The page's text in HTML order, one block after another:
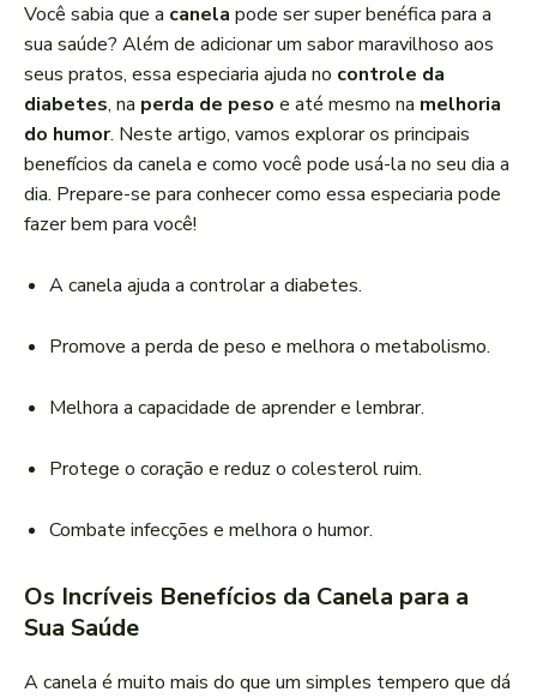
d
o
r
d
e
á
u
d
o
Você sabia que a canela pode ser super benéfica para a
sua saúde? Além de adicionar um sabor maravilhoso aos
seus pratos, essa especiaria ajuda no controle da
diabetes, na perda de peso e até mesmo na melhoria
do humor. Neste artigo, vamos explorar os principais
benefícios da canela e como você pode usá-la no seu dia a
dia. Prepare-se para conhecer como essa especiaria pode
fazer bem para você!
A canela ajuda a controlar a diabetes.
Promove a perda de peso e melhora o metabolismo.
Melhora a capacidade de aprender e lembrar.
Protege o coração e reduz o colesterol ruim.
Combate infecções e melhora o humor.
Os Incríveis Benefícios da Canela para a
Sua Saúde
A canela é muito mais do que um simples tempero que dá